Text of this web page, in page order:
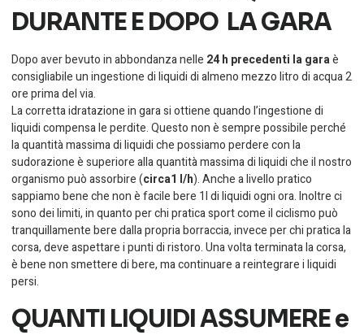
DURANTE E DOPO LA GARA
Dopo aver bevuto in abbondanza nelle 24 h precedenti la garaè
consigliabile un ingestione di liquidi di almeno mezzo litro di acqua 2
ore prima del via.
La corretta idratazione in gara si ottiene quando l’ingestione di
liquidi compensa le perdite. Questo non è sempre possibile perché
la quantità massima di liquidi che possiamo perdere con la
sudorazione è superiore alla quantità massima di liquidi che il nostro
organismo può assorbire (circa1 l/h). Anche a livello pratico
sappiamo bene che non è facile bere 1l di liquidi ogni ora. Inoltre ci
sono dei limiti, in quanto per chi pratica sport come il ciclismo può
tranquillamente bere dalla propria borraccia, invece per chi pratica la
corsa, deve aspettare i punti di ristoro. Una volta terminata la corsa,
è bene non smettere di bere, ma continuare a reintegrare i liquidi
persi.
QUANTI LIQUIDI ASSUMERE e